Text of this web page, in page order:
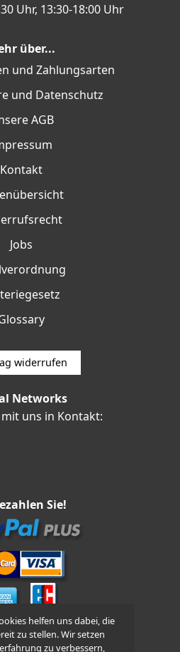
helfen uns dabei, die
zu stellen. Wir setzen
zu verbessern,
Uhr, 13:30-18:00 Uhr
über...
und Zahlungsarten
und Datenschutz
AGB
Kontakt
Jobs
widerrufen
Networks
mit uns in Kontakt:
Sie!
und Nachnahme